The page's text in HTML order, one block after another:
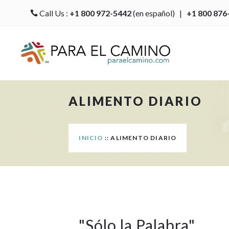
Call Us : +1 800 972-5442(en español) | +1 800
ALIMENTO DIARIO
INICIO :: ALIMENTO DIARIO
"Sólo la Palabra"